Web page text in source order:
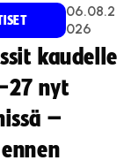
06.08.2
026
kaudelle
nyt
–